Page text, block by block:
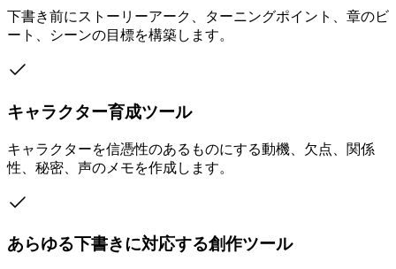
下書き前にストーリーアーク、ターニングポイント、章のビ
ート、シーンの目標を構築します。
キャラクター育成ツール
キャラクターを信憑性のあるものにする動機、欠点、関係
性、秘密、声のメモを作成します。
あらゆる下書きに対応する創作ツール